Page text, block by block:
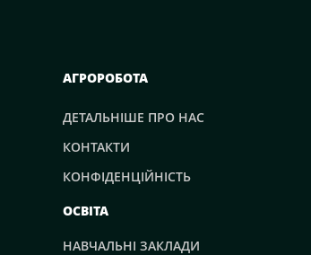
АГРОРОБОТА
ДЕТАЛЬНІШЕ ПРО НАС
КОНТАКТИ
КОНФІДЕНЦІЙНІСТЬ
ОСВІТА
НАВЧАЛЬНІ ЗАКЛАДИ